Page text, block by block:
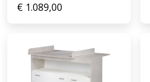
€ 1.089,00